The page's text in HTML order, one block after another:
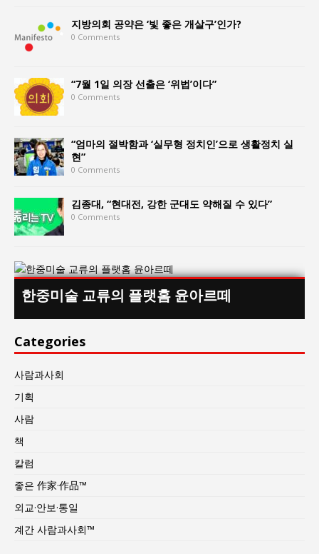
지방의회 공약은 ‘빛 좋은 개살구’인가?
0 Comments
“7월 1일 의장 선출은 ‘위법’이다”
0 Comments
“엄마의 절박함과 ‘실무형 정치인’으로 생활정치 실
현”
0 Comments
김종대, “현대전, 강한 군대도 약해질 수 있다”
0 Comments
한중미술 교류의 플랫홈 윤아르떼
Categories
사람과사회
기획
사람
책
칼럼
좋은 作家·作品™
외교·안보·통일
계간 사람과사회™